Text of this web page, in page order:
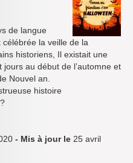
de langue
la veille de la
historiens, Il existait une
au début de l’automne et
Nouvel an.
histoire
- Mis à jour le 25 avril